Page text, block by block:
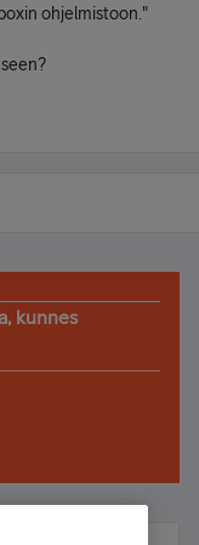
ohjelmistoon."
kunnes